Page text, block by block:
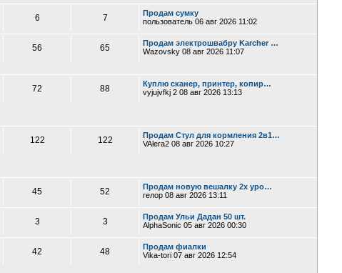
6 7
Продам сумку
пользователь 06 авг 2026 11:02
56 65
Продам электрошвабру Karcher …
Wazovsky 08 авг 2026 11:07
72 88
Куплю сканер, принтер, копир…
vyjujvfkj 2 08 авг 2026 13:13
122 122
Продам Стул для кормления 2в1…
VAlera2 08 авг 2026 10:27
45 52
Продам новую вешалку 2х уро…
гелор 08 авг 2026 13:11
3 3
Продам Ульи Дадан 50 шт.
AlphaSonic 05 авг 2026 00:30
42 48
Продам фиалки
Vika-tori 07 авг 2026 12:54